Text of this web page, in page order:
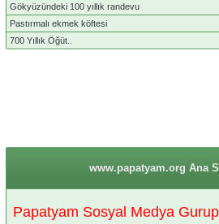
Gökyüzündeki 100 yıllık randevu
Pastırmalı ekmek köftesi
700 Yıllık Öğüt..
www.papatyam.org Ana
Papatyam Sosyal Medya